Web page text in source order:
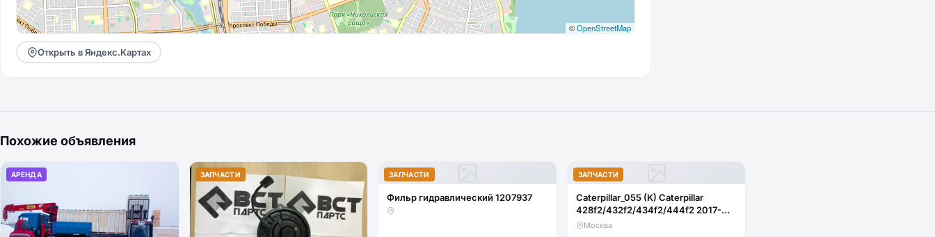
©OpenStreetMap
Открыть в Яндекс.Картах
Похожие объявления
АРЕНДА ЗАПЧАСТИ ЗАПЧАСТИ
Фильр гидравлический 1207937
ЗАПЧАСТИ
Caterpillar_055 (K) Caterpillar
428f2/432f2/434f2/444f2 2017-
стекло лобовое нижнее правое
Москва